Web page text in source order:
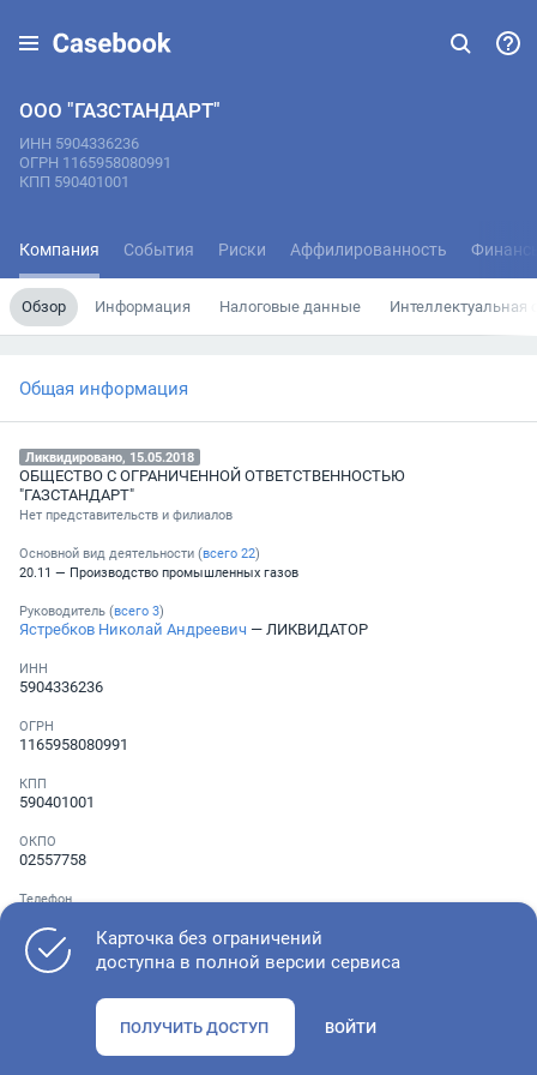
ООО "ГАЗСТАНДАРТ"
ИНН 5904336236
ОГРН 1165958080991
КПП 590401001
Компания События Риски Аффилированность
Обзор Информация Налоговые данные Интеллектуальная
Общая информация
Ликвидировано, 15.05.2018
ОБЩЕСТВО С ОГРАНИЧЕННОЙ ОТВЕТСТВЕННОСТЬЮ
"ГАЗСТАНДАРТ"
Нет представительств и филиалов
Основной вид деятельности (всего 22)
20.11 — Производство промышленных газов
Руководитель (всего 3)
Ястребков Николай Андреевич — ЛИКВИДАТОР
ИНН
5904336236
ОГРН
1165958080991
КПП
590401001
ОКПО
02557758
Телефон
Как оценить состояние компании
Карточка без ограничений
доступна в полной версии сервиса
ПОЛУЧИТЬ ДОСТУП ВОЙТИ